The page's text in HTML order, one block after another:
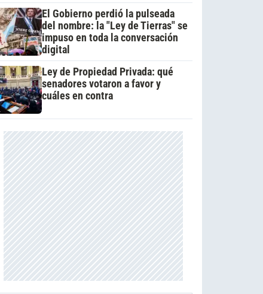
El Gobierno perdió la pulseada
del nombre: la "Ley de Tierras" se
impuso en toda la conversación
digital
Ley de Propiedad Privada: qué
senadores votaron a favor y
cuáles en contra